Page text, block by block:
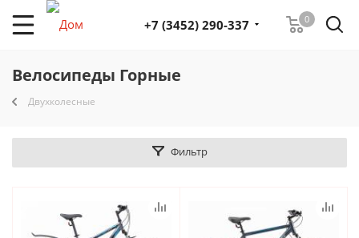
0
+7 (3452) 290-337
Велосипеды Горные
Двухколесные
Фильтр